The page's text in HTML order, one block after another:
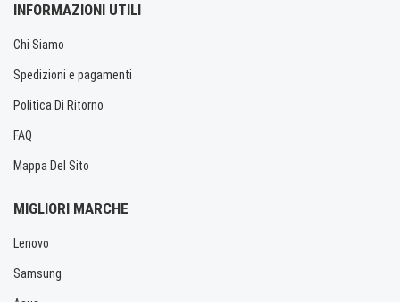
INFORMAZIONI UTILI
Chi Siamo
Spedizioni e pagamenti
Politica Di Ritorno
FAQ
Mappa Del Sito
MIGLIORI MARCHE
Lenovo
Samsung